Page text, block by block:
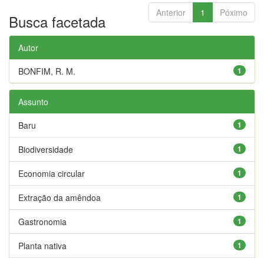
Anterior 1 Póximo
Busca facetada
Autor
1
BONFIM, R. M.
Assunto
1
Baru
1
Biodiversidade
1
Economia circular
1
Extração da amêndoa
1
Gastronomia
1
Planta nativa